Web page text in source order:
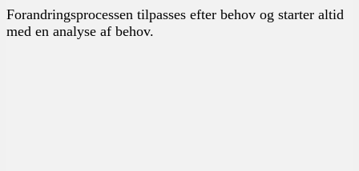
Forandringsprocessen tilpasses efter behov og starter altid
med en analyse af behov.